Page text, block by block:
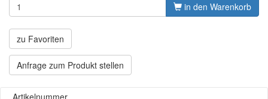
in den Warenkorb
zu Favoriten
Anfrage zum Produkt stellen
Artikelnummer